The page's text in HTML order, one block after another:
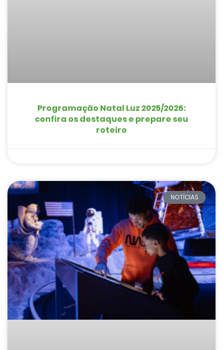
Programação Natal Luz 2025/2026:
confira os destaques e prepare seu
roteiro
NOTÍCIAS